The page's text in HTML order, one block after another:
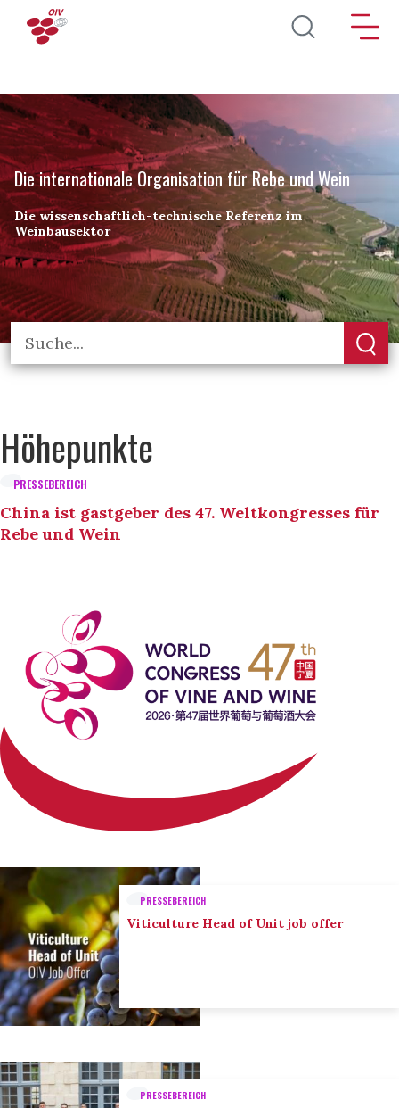
Direkt zum Inhalt
Die internationale Organisation für Rebe und Wein
Die wissenschaftlich-technische Referenz im
Weinbausektor
Höhepunkte
PRESSEBEREICH
China ist gastgeber des 47. Weltkongresses für
Rebe und Wein
PRESSEBEREICH
Viticulture Head of Unit job offer
PRESSEBEREICH